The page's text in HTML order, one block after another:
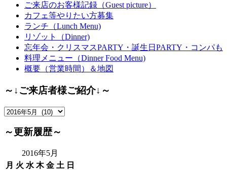
ご来店のお客様記録（Guest picture）
カフェ等やりたい方募集
ランチ（Lunch Menu)
リゾット（Dinner)
忘年会・クリスマスPARTY・誕生日PARTY・コンパも
料理メニュー（Dinner Food Menu)
概要（営業時間）＆地図
～↓ご来店者様ご紹介↓～
～
ご
者
～更新履歴～
2016年5月
月 火 水 木 金 土 日